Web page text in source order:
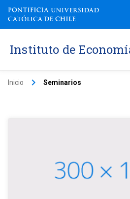
Instituto de
Inicio keyboard_arrow_right Seminarios